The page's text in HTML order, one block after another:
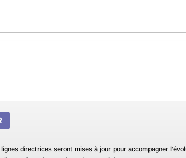
directrices seront mises à jour pour accompagner